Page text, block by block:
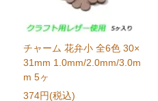
チャーム 花弁小 全6色 30×
31mm 1.0mm/2.0mm/3.0m
m 5ヶ
374円(税込)